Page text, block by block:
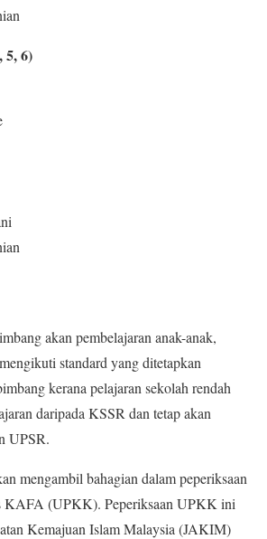
5, 6)
akan pembelajaran anak-anak,
standard yang ditetapkan
kerana pelajaran sekolah rendah
daripada KSSR dan tetap akan
UPSR.
mengambil bahagian dalam peperiksaan
KAFA (UPKK). Peperiksaan UPKK ini
Kemajuan Islam Malaysia (JAKIM)